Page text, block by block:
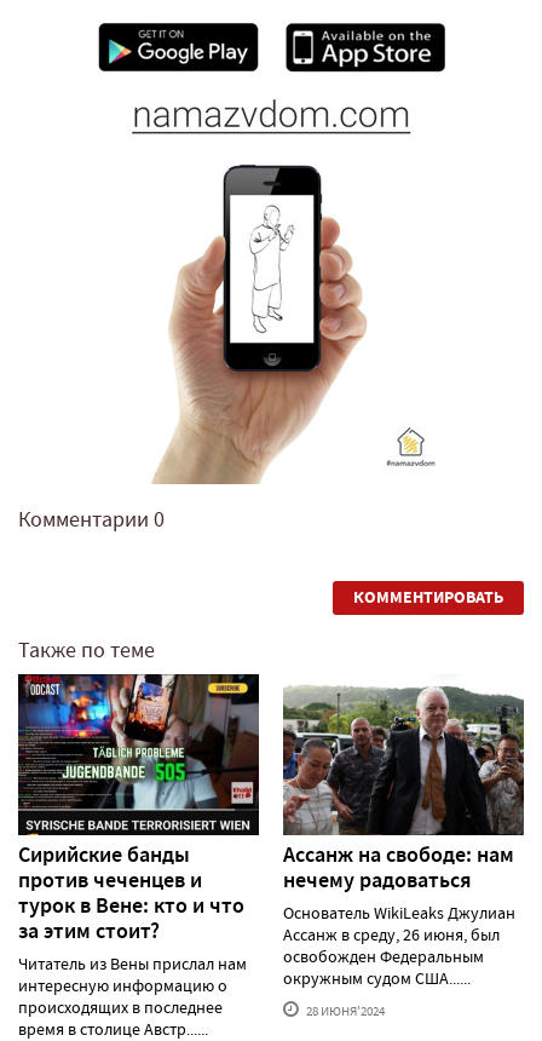
Комментарии 0
КОММЕНТИРОВАТЬ
Также по теме
Сирийские банды
против чеченцев и
турок в Вене: кто и что
за этим стоит?
Читатель из Вены прислал нам
интересную информацию о
происходящих в последнее
время в столице Австр......
Ассанж на свободе: нам
нечему радоваться
Основатель WikiLeaks Джулиан
Ассанж в среду, 26 июня, был
освобожден Федеральным
окружным судом США......
28 ИЮНЯ'2024